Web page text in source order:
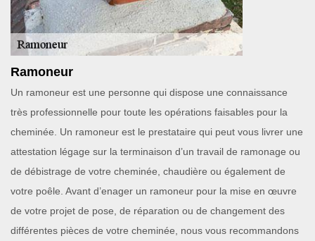
Ramoneur
Un ramoneur est une personne qui dispose une connaissance
très professionnelle pour toute les opérations faisables pour la
cheminée. Un ramoneur est le prestataire qui peut vous livrer une
attestation légage sur la terminaison d’un travail de ramonage ou
de débistrage de votre cheminée, chaudière ou également de
votre poêle. Avant d’enager un ramoneur pour la mise en œuvre
de votre projet de pose, de réparation ou de changement des
différentes pièces de votre cheminée, nous vous recommandons